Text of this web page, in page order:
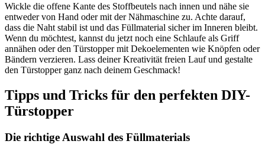
Wickle die offene Kante des Stoffbeutels nach innen und nähe sie
entweder von Hand oder mit der Nähmaschine zu. Achte darauf,
dass die Naht stabil ist und das Füllmaterial sicher im Inneren bleibt.
Wenn du möchtest, kannst du jetzt noch eine Schlaufe als Griff
annähen oder den Türstopper mit Dekoelementen wie Knöpfen oder
Bändern verzieren. Lass deiner Kreativität freien Lauf und gestalte
den Türstopper ganz nach deinem Geschmack!
Tipps und Tricks für den perfekten DIY-
Türstopper
Die richtige Auswahl des Füllmaterials